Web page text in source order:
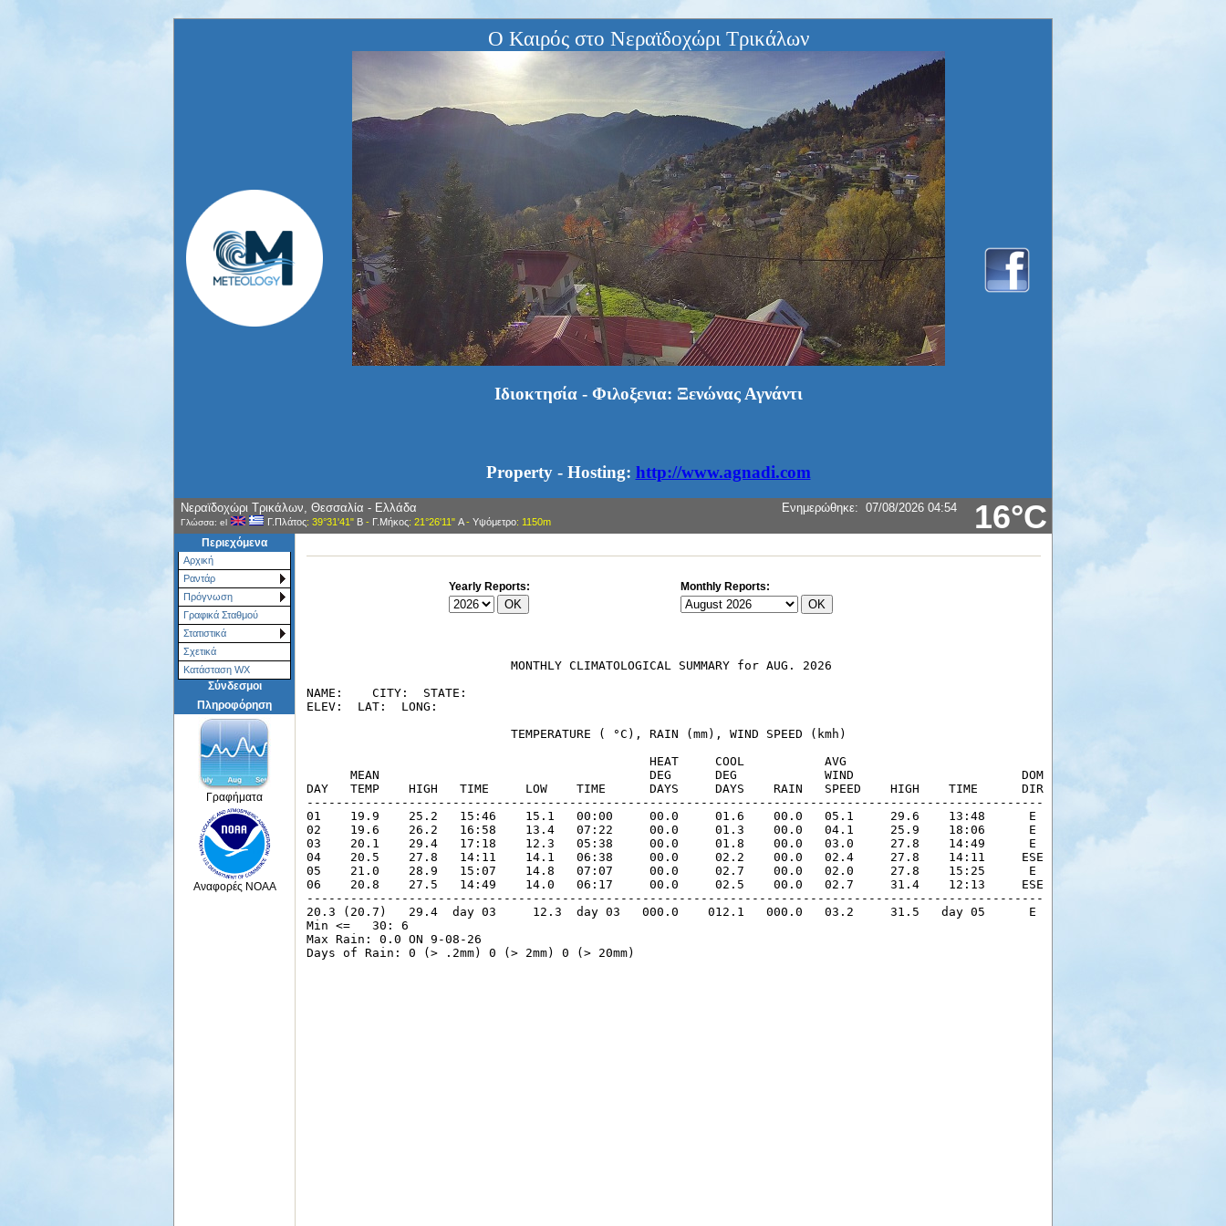
Ο Καιρός στο Νεραϊδοχώρι Τρικάλων
Ιδιοκτησία - Φιλοξενια: Ξενώνας Αγνάντι
Property - Hosting: http://www.agnadi.com
16°C
Νεραϊδοχώρι Τρικάλων, Θεσσαλία - Ελλάδα
Γλώσσα: el Γ.Πλάτος: 39°31'41" Β- Γ.Μήκος: 21°26'11" Α- Υψόμετρο: 1150m
Ενημερώθηκε: 07/08/2026 04:54
Περιεχόμενα
Αρχική
Ραντάρ
Πρόγνωση
Γραφικά Σταθμού
Στατιστικά
Σχετικά
Κατάσταση WX
Σύνδεσμοι
Πληροφόρηση
Γραφήματα
Αναφορές NOAA
Yearly Reports: Monthly Reports: